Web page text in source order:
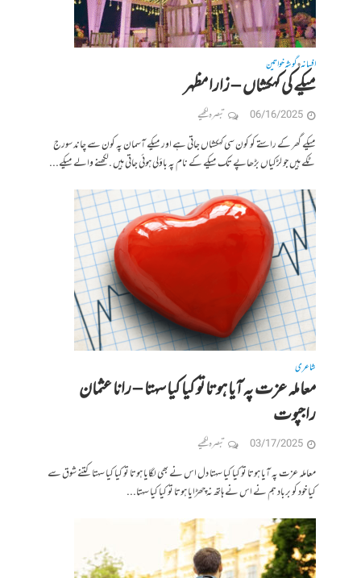
افسانہ•گوشہ خواتین
میکے کی کہکشاں – زارا مظہر
06/16/2025 تبصرہ لکھیے
میکے گھر کے راستے کو کون سی کہکشاں جاتی ہے اور میکے آسمان پہ کون سے چاند سورج
ٹکے ہیں جو لڑکیاں بڑھاپے تک میکے کے نام پہ باؤلی ہوئی جاتی ہیں .لکھنے والے میکے...
شاعری
معاملہ عزت پہ آیا ہوتا تو کیا کیا سہتا – رانا عثمان
راجپوت
03/17/2025 تبصرہ لکھیے
معاملہ عزت پہ آیا ہوتا تو کیا کیا سہتا دل اس نے بھی لگایا ہوتا تو کیا کیا سہتا کتنے شوق سے
کیا خود کو برباد ہم نے اس نے ہاتھ نہ چھڑایا ہوتا تو کیا کیا سہتا...